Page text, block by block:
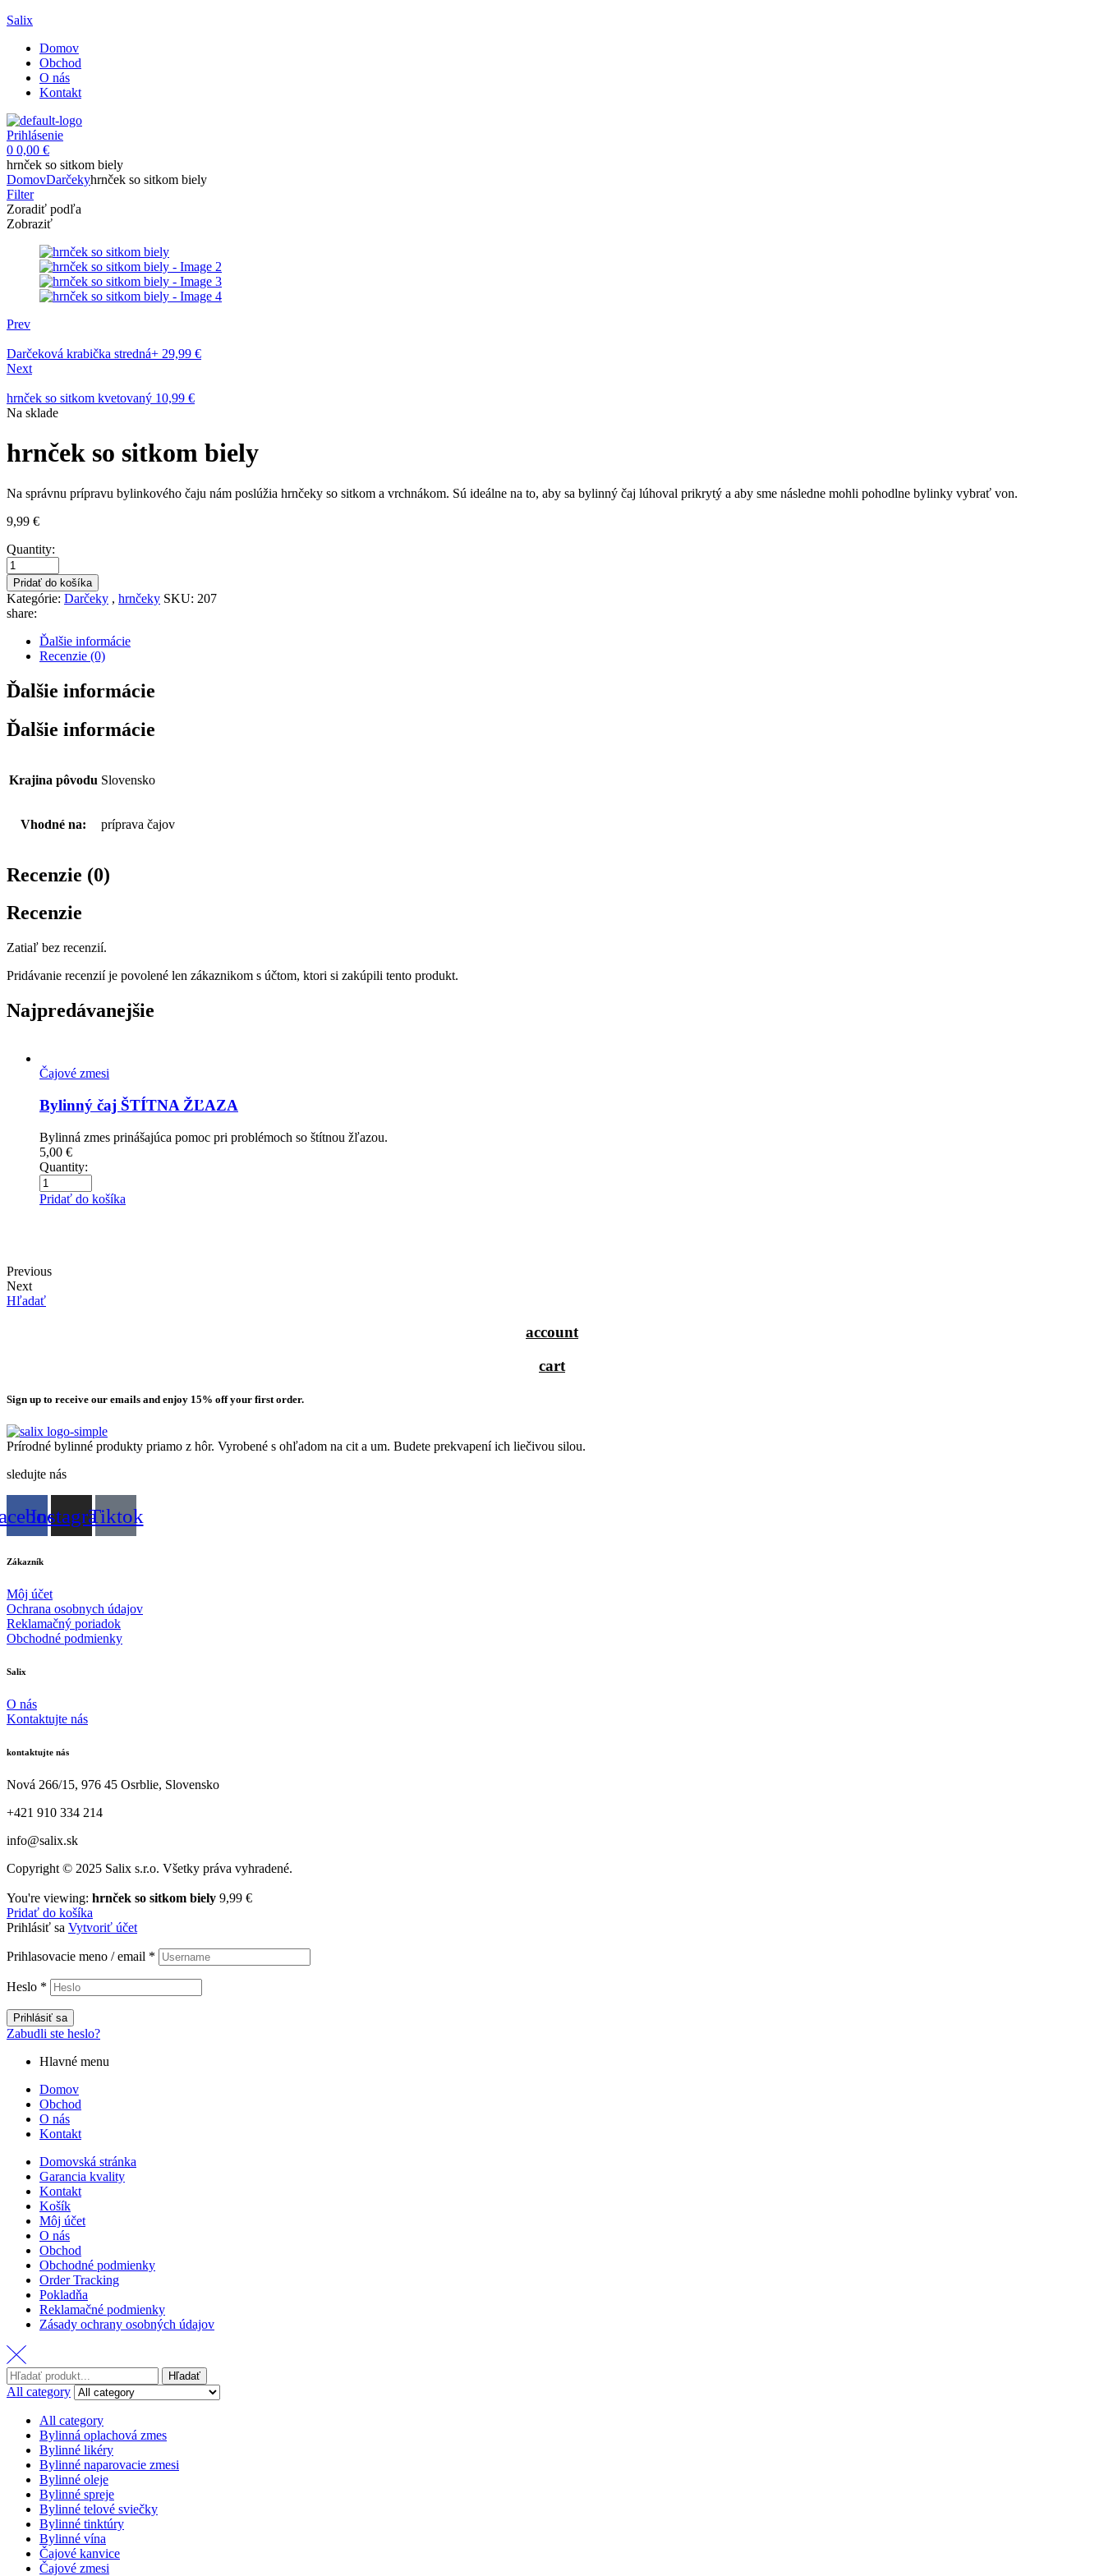
Salix
Domov
Obchod
O nás
Kontakt
Menu
Prihlásenie
0 0,00 €
hrnček so sitkom biely
DomovDarčekyhrnček so sitkom biely
Filter
Zoradiť podľa
Zobraziť
Prev
Darčeková krabička stredná+ 29,99 €
Next
hrnček so sitkom kvetovaný 10,99 €
Availability:
Na sklade
hrnček so sitkom biely
Na správnu prípravu bylinkového čaju nám poslúžia hrnčeky so sitkom a vrchnákom. Sú ideálne na to, aby sa bylinný čaj lúhoval prikrytý a aby sme následne mohli pohodlne bylinky vybrať von.
9,99 €
Quantity:
Pridať do košíka
Kategórie: Darčeky , hrnčeky SKU: 207
share:
Ďalšie informácie
Recenzie (0)
Ďalšie informácie
Ďalšie informácie
Krajina pôvodu Slovensko
Vhodné na: príprava čajov
Recenzie (0)
Recenzie
Zatiaľ bez recenzií.
Pridávanie recenzií je povolené len zákaznikom s účtom, ktori si zakúpili tento produkt.
Najpredávanejšie
Čajové zmesi
Bylinný čaj ŠTÍTNA ŽĽAZA
Bylinná zmes prinášajúca pomoc pri problémoch so štítnou žľazou.
5,00 €
Quantity:
Pridať do košíka
Previous
Next
Hľadať
account
cart
Sign up to receive our emails and enjoy 15% off your first order.
Prírodné bylinné produkty priamo z hôr. Vyrobené s ohľadom na cit a um. Budete prekvapení ich liečivou silou.
sledujte nás
InstagramTiktok
Zákazník
Môj účet
Ochrana osobnych údajov
Reklamačný poriadok
Obchodné podmienky
Salix
O nás
Kontaktujte nás
kontaktujte nás
Nová 266/15, 976 45 Osrblie, Slovensko
+421 910 334 214
info@salix.sk
Copyright © 2025 Salix s.r.o. Všetky práva vyhradené.
You're viewing: hrnček so sitkom biely 9,99 €
Pridať do košíka
Prihlásiť sa Vytvoriť účet
Prihlasovacie meno / email *
Heslo *
Prihlásiť sa
Zabudli ste heslo?
Hlavné menu
Domov
Obchod
O nás
Kontakt
Domovská stránka
Garancia kvality
Kontakt
Košík
Môj účet
O nás
Obchod
Obchodné podmienky
Order Tracking
Pokladňa
Reklamačné podmienky
Zásady ochrany osobných údajov
Hľadať: Hľadať
All category
All category
Bylinná oplachová zmes
Bylinné likéry
Bylinné naparovacie zmesi
Bylinné oleje
Bylinné spreje
Bylinné telové sviečky
Bylinné tinktúry
Bylinné vína
Čajové kanvice
Čajové zmesi